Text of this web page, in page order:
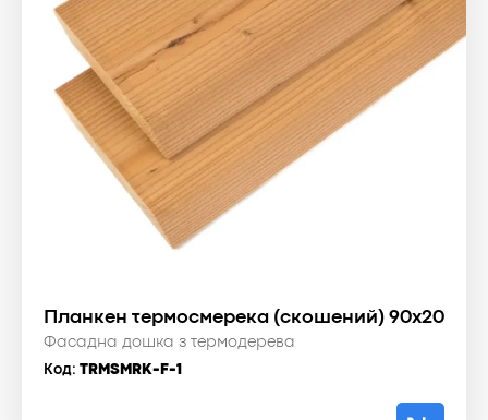
Планкен термосмерека (скошений) 90x20
Фасадна дошка з термодерева
Код: TRMSMRK-F-1